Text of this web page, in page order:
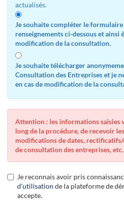
actualisés.
Je souhaite compléter le formulaire
renseignements ci-dessous et ainsi
modification de la consultation.
Je souhaite télécharger
Consultation des Entreprises et je
en cas de modification de la
Attention : les informations saisies
long de la procédure, de recevoir
modifications de dates,
de consultation des entreprises, etc.
Je reconnais avoir pris
d'utilisation de la plateforme de
accepte.